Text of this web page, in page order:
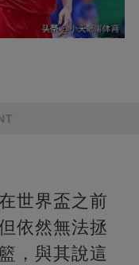
世界盃之前
依然無法拯
，與其說這